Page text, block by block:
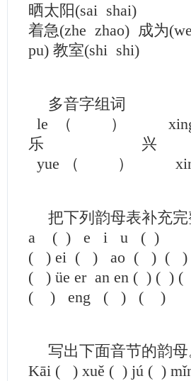
晒太阳(sai shai)
着急(zhe zhao) 成为
pu) 教室(shi shi)
多音字组词
le （ ）
乐 兴
yue （ ）
把下列韵母表补充完
a ( ) e i u ( )
( ) ei ( ) ao ( ) ( )
( ) üe er an en ( ) ( ) (
( ) eng ( ) ( )
写出下面音节的韵母
Kāi ( ) xuě ( ) jú ( )